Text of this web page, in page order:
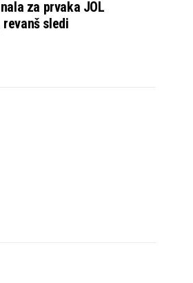
za prvaka JOL
sledi